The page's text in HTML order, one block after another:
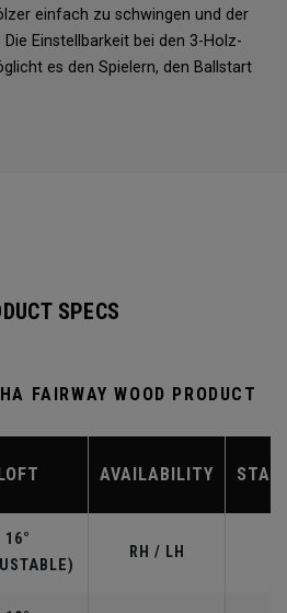
einfach zu schwingen und der
Einstellbarkeit bei den 3-Holz-
es den Spielern, den Ballstart
SPECS
FAIRWAY WOOD PRODUCT
AVAILABILITY
16°
RH / LH